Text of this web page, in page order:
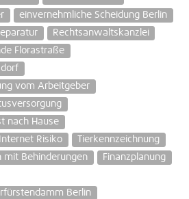
einvernehmliche Scheidung Berlin
Rechtsanwaltskanzlei
Florastraße
vom Arbeitgeber
nach Hause
Risiko
Tierkennzeichnung
mit Behinderungen
Finanzplanung
Berlin